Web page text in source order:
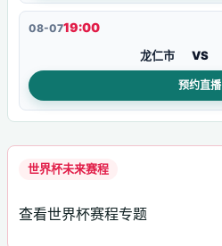
08-0719:00
龙仁市 VS
预约直播
世界杯未来赛程
查看世界杯赛程专题